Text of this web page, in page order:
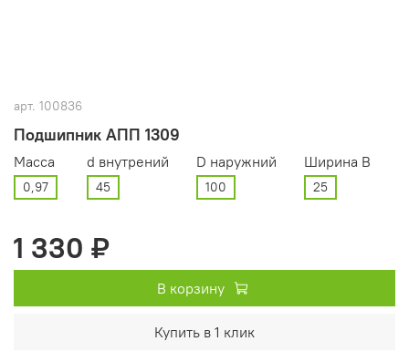
арт. 100836
Подшипник АПП 1309
Масса
0,97
d внутрений
45
D наружний
100
Ширина В
25
1 330 ₽
В корзину
Купить в 1 клик